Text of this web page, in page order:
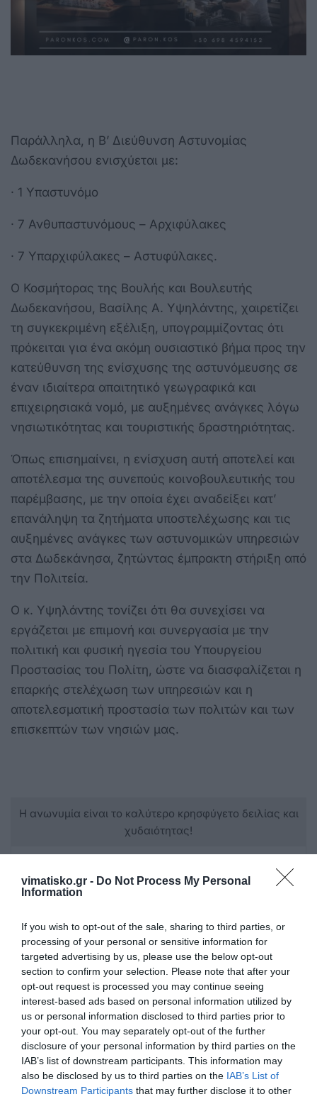
vimatisko.gr - Do Not Process My Personal
Information
If you wish to opt-out of the sale, sharing to third parties, or
processing of your personal or sensitive information for
targeted advertising by us, please use the below opt-out
section to confirm your selection. Please note that after your
opt-out request is processed you may continue seeing
interest-based ads based on personal information utilized by
us or personal information disclosed to third parties prior to
your opt-out. You may separately opt-out of the further
disclosure of your personal information by third parties on the
IAB’s list of downstream participants. This information may
also be disclosed by us to third parties on the IAB’s List of
Downstream Participants that may further disclose it to other
Παράλληλα, η Β’ Διεύθυνση Αστυνομίας
Δωδεκανήσου ενισχύεται με:
· 1 Υπαστυνόμο
· 7 Ανθυπαστυνόμους – Αρχιφύλακες
· 7 Υπαρχιφύλακες – Αστυφύλακες.
Ο Κοσμήτορας της Βουλής και Βουλευτής
Δωδεκανήσου, Βασίλης Α. Υψηλάντης, χαιρετίζει
τη συγκεκριμένη εξέλιξη, υπογραμμίζοντας ότι
πρόκειται για ένα ακόμη ουσιαστικό βήμα προς την
κατεύθυνση της ενίσχυσης της αστυνόμευσης σε
έναν ιδιαίτερα απαιτητικό γεωγραφικά και
επιχειρησιακά νομό, με αυξημένες ανάγκες λόγω
νησιωτικότητας και τουριστικής δραστηριότητας.
Όπως επισημαίνει, η ενίσχυση αυτή αποτελεί και
αποτέλεσμα της συνεπούς κοινοβουλευτικής του
παρέμβασης, με την οποία έχει αναδείξει κατ’
επανάληψη τα ζητήματα υποστελέχωσης και τις
αυξημένες ανάγκες των αστυνομικών υπηρεσιών
στα Δωδεκάνησα, ζητώντας έμπρακτη στήριξη από
την Πολιτεία.
Ο κ. Υψηλάντης τονίζει ότι θα συνεχίσει να
εργάζεται με επιμονή και συνεργασία με την
πολιτική και φυσική ηγεσία του Υπουργείου
Προστασίας του Πολίτη, ώστε να διασφαλίζεται η
επαρκής στελέχωση των υπηρεσιών και η
αποτελεσματική προστασία των πολιτών και των
επισκεπτών των νησιών μας.
Η ανωνυμία είναι το καλύτερο κρησφύγετο δειλίας και
χυδαιότητας!
Σχόλια 0
Πρόσθεσε ένα σχόλιο
ΟΝΟΜΑ
ΤΙΤΛΟΣ
ΣΧΟΛΙΟ